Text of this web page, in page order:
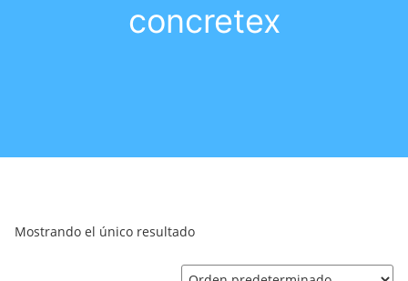
concretex
Mostrando el único resultado